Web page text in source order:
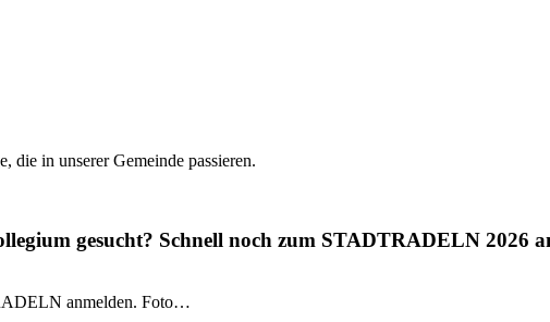
die in unserer Gemeinde passieren.
gesucht? Schnell noch zum STADTRADELN 2026
anmelden. Foto…